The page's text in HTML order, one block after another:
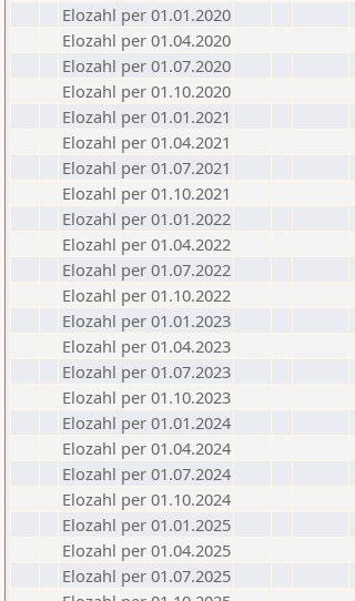
Elozahl per 01.01.2020
Elozahl per 01.04.2020
Elozahl per 01.07.2020
Elozahl per 01.10.2020
Elozahl per 01.01.2021
Elozahl per 01.04.2021
Elozahl per 01.07.2021
Elozahl per 01.10.2021
Elozahl per 01.01.2022
Elozahl per 01.04.2022
Elozahl per 01.07.2022
Elozahl per 01.10.2022
Elozahl per 01.01.2023
Elozahl per 01.04.2023
Elozahl per 01.07.2023
Elozahl per 01.10.2023
Elozahl per 01.01.2024
Elozahl per 01.04.2024
Elozahl per 01.07.2024
Elozahl per 01.10.2024
Elozahl per 01.01.2025
Elozahl per 01.04.2025
Elozahl per 01.07.2025